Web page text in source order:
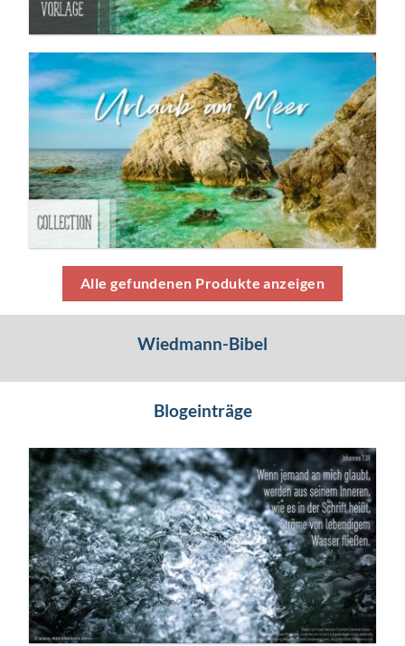
Alle gefundenen Produkte anzeigen
Wiedmann-Bibel
Blogeinträge